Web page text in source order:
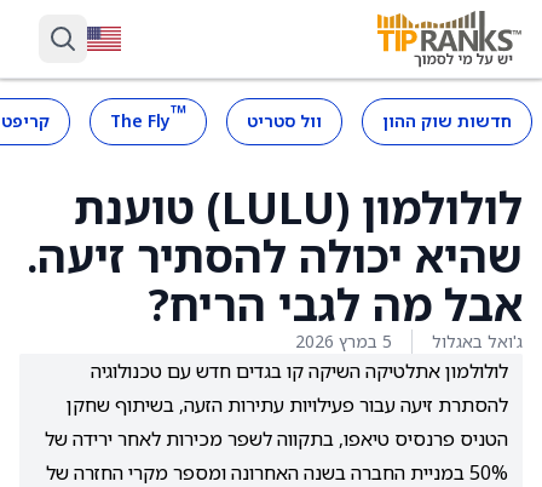
חדשות שוק ההון וול סטריט ™
The Fly
לולולמון (LULU) טוענת
שהיא יכולה להסתיר זיעה.
אבל מה לגבי הריח?
ג'ואל באגלול 5 במרץ 2026
לולולמון אתלטיקה השיקה קו בגדים חדש עם טכנולוגיה
להסתרת זיעה עבור פעילויות עתירות הזעה, בשיתוף שחקן
הטניס פרנסיס טיאפו, בתקווה לשפר מכירות לאחר ירידה של
50% במניית החברה בשנה האחרונה ומספר מקרי החזרה של